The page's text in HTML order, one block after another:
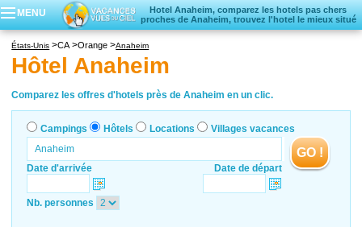
MENU
Hotel Anaheim, comparez les hotels pas chers
proches de Anaheim, trouvez l'hotel le mieux situé
Locations vacances
Villages vacances
États-Unis CA Orange Anaheim
Hôtel Anaheim
Comparez les offres d'hotels près de Anaheim en un clic.
Campings Hôtels Locations Villages vacances
Date d'arrivée Date de départ
GO !
Nb. personnes